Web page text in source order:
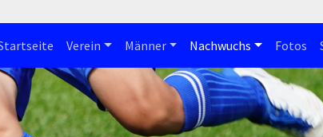
Verein Männer Nachwuchs Fotos